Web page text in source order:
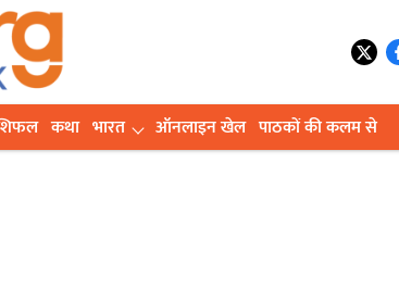
कथा भारत ऑनलाइन खेल पाठकों की कलम से